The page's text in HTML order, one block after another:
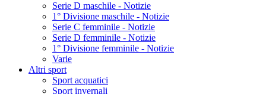
Serie D maschile - Notizie
1° Divisione maschile - Notizie
Serie C femminile - Notizie
Serie D femminile - Notizie
1° Divisione femminile - Notizie
Varie
Altri sport
Sport acquatici
Sport invernali